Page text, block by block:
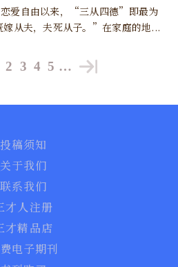
恋爱自由以来，“三从四德”即最为
从夫，夫死从子。”在家庭的地...
2 3 4 5 …
投稿须知
关于我们
联系我们
才人注册
才精品店
电子期刊